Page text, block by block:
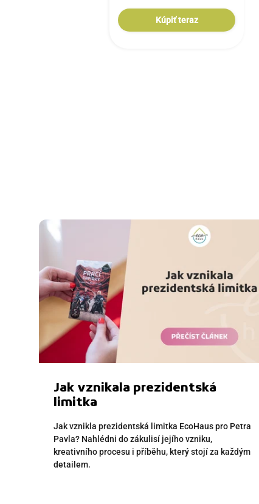
Kúpiť teraz
Jak vznikala prezidentská
limitka
Jak vznikla prezidentská limitka EcoHaus pro Petra
Pavla? Nahlédni do zákulisí jejího vzniku,
kreativního procesu i příběhu, který stojí za každým
detailem.